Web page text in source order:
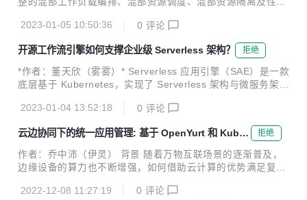
空闲节点资源并分配给真正有需要的计算任务，从而提高全局
的资源利用效率。 从 2022 年 4 月发布以来，Koordinator 迄
今一共迭代发布了 9 个版本。项目经历的大半年发展过程中，
社区吸纳了包括阿里巴巴、小米、小红书、爱奇艺、360、有
赞等在内的大量优秀工程师，贡献了众多的想法、代码和场
布 Koordinator v1.1 正式发...
2023-01-05 10:50:36 0 评论
开源工作流引擎如何支撑企业级 Serverless 架构？ 拒绝
*作者：董天欣（雾雾）* Serverless 应用引擎（SAE）是一款
底层基于 Kubernetes，实现了 Serverless 架构与微服务架构
程中也遇到了许多挑战。如何在蓬勃发展的云原生时代中解决
这些挑战，并进行可靠快速的云架构升级？SAE 团队和 Kube
Vela 社区针对这些挑战开展了紧密合作，并给出了云原生下的
开源可复制解决方案——KubeVela Workflow。 本文将详细介
绍 SAE 使用 KubeVela Workflow 进行架构升级的解决方案，
挑...
2023-01-04 13:52:18 0 评论
云边协同下的统一应用管理: 基于 OpenYurt 和 KubeV
ela 的解决方案
拒绝
作者：乔中沛（伊灵） 背景 随着万物互联场景的逐渐普及，
边缘设备的算力也不断增强，如何借助云计算的优势满足复杂
新的技术挑战，“云边协同”正在逐渐成为新的技术焦点。本文
2022-12-08 11:27:19 0 评论